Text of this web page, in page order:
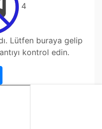
4
Lütfen buraya gelip
kontrol edin.